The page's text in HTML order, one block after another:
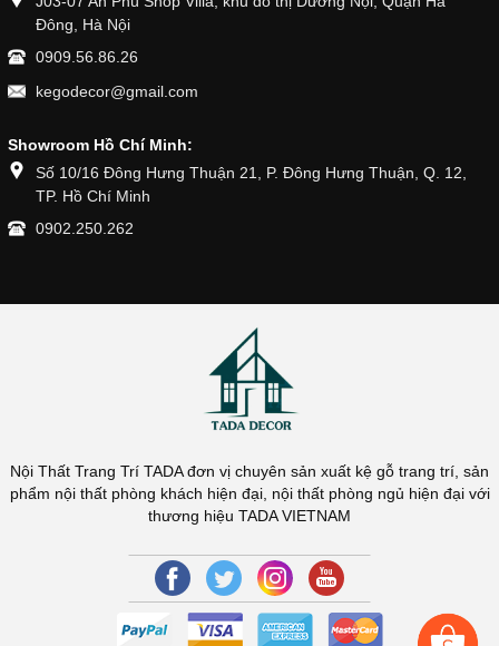
Đông, Hà Nội
0909.56.86.26
kegodecor@gmail.com
Showroom Hồ Chí Minh:
Số 10/16 Đông Hưng Thuận 21, P. Đông Hưng Thuận, Q. 12,
TP. Hồ Chí Minh
0902.250.262
Nội Thất Trang Trí TADA đơn vị chuyên sản xuất kệ gỗ trang trí, sản
phẩm nội thất phòng khách hiện đại, nội thất phòng ngủ hiện đại với
thương hiệu TADA VIETNAM